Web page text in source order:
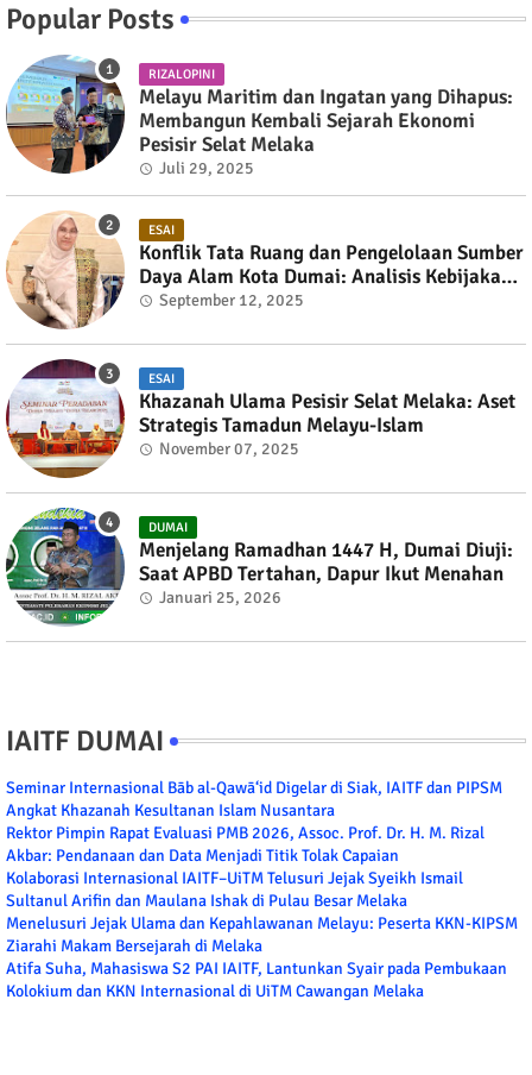
Popular Posts
RIZALOPINI
Melayu Maritim dan Ingatan yang Dihapus:
Membangun Kembali Sejarah Ekonomi
Pesisir Selat Melaka
Juli 29, 2025
ESAI
Konflik Tata Ruang dan Pengelolaan Sumber
Daya Alam Kota Dumai: Analisis Kebijakan
dan Strategi Penyelesaian
September 12, 2025
ESAI
Khazanah Ulama Pesisir Selat Melaka: Aset
Strategis Tamadun Melayu-Islam
November 07, 2025
DUMAI
Menjelang Ramadhan 1447 H, Dumai Diuji:
Saat APBD Tertahan, Dapur Ikut Menahan
Januari 25, 2026
IAITF DUMAI
Seminar Internasional Bāb al-Qawā‘id Digelar di Siak, IAITF dan PIPSM
Angkat Khazanah Kesultanan Islam Nusantara
Rektor Pimpin Rapat Evaluasi PMB 2026, Assoc. Prof. Dr. H. M. Rizal
Akbar: Pendanaan dan Data Menjadi Titik Tolak Capaian
Kolaborasi Internasional IAITF–UiTM Telusuri Jejak Syeikh Ismail
Sultanul Arifin dan Maulana Ishak di Pulau Besar Melaka
Menelusuri Jejak Ulama dan Kepahlawanan Melayu: Peserta KKN-KIPSM
Ziarahi Makam Bersejarah di Melaka
Atifa Suha, Mahasiswa S2 PAI IAITF, Lantunkan Syair pada Pembukaan
Kolokium dan KKN Internasional di UiTM Cawangan Melaka